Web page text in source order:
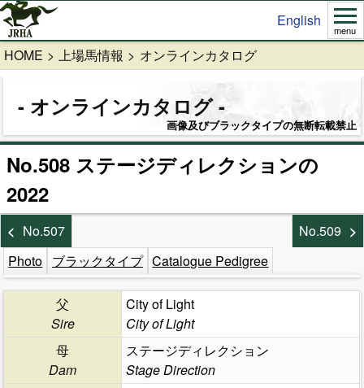
English
menu
HOME 上場馬情報 オンラインカタログ
オンラインカタログ
画像及びブラックタイプの無断転載禁止
No.508 ステージディレクションの
2022
No.507
No.509
Photo ブラックタイプ Catalogue Pedigree
父
Sire
City of Light
City of Light
母
Dam
ステージディレクション
Stage Direction